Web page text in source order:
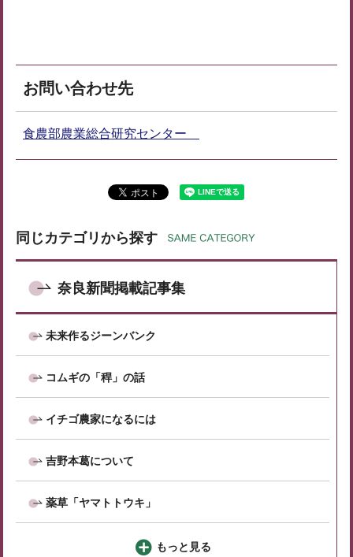
お問い合わせ先
食農部農業総合研究センター
同じカテゴリから探す
奈良新聞掲載記事集
未来作るジーンバンク
コムギの「稈」の話
イチゴ農家になるには
吉野本葛について
薬草「ヤマトトウキ」
もっと見る